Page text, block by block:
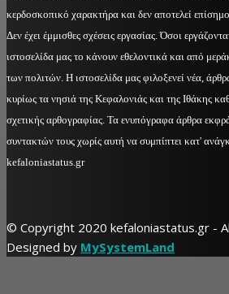
κερδοσκοπικό χαρακτήρα και δεν αποτελεί
Δεν έχει έμμισθες σχέσεις εργασίας. Όσοι
ιστοσελίδα μας το κάνουν εθελοντικά και από
των πολιτών. Η ιστοσελίδα μας φιλοξενεί νέα,
κυρίως τα νησιά της Κεφαλονιάς και της Ιθάκης
σχετικής αρθογραφίας. Τα ενυπόγραφα άρθρα
συντακτών τους χωρίς αυτή να συμπίπτει κατ'
kefaloniastatus.gr
© Copyright 2020 kefaloniastatus.gr -
Designed by MySystemLand